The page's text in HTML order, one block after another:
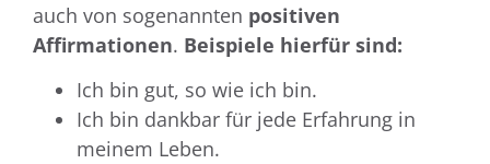
auch von sogenannten positiven
Affirmationen. Beispiele hierfür sind:
Ich bin gut, so wie ich bin.
Ich bin dankbar für jede Erfahrung in
meinem Leben.